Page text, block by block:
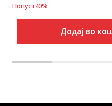
Попуст40%
Додај во